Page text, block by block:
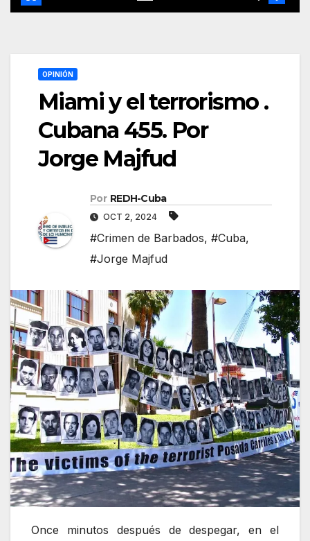
OPINIÓN
Miami y el terrorismo .
Cubana 455. Por
Jorge Majfud
Por REDH-Cuba
OCT 2, 2024
#Crimen de Barbados, #Cuba,
#Jorge Majfud
Once minutos después de despegar, en el